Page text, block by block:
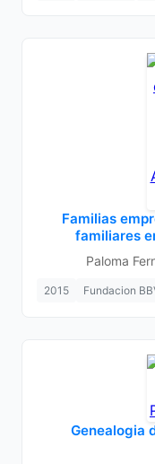
Familias
familiares
Paloma
2015 Fundacion
Genealogia